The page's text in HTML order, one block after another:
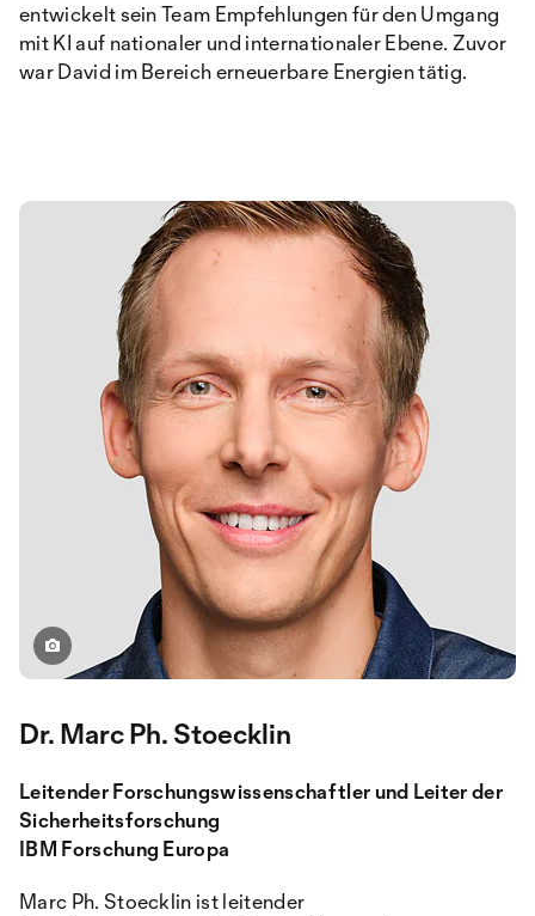
entwickelt sein Team Empfehlungen für den Umgang
mit KI auf nationaler und internationaler Ebene. Zuvor
war David im Bereich erneuerbare Energien tätig.
Dr. Marc Ph. Stoecklin
Leitender Forschungswissenschaftler und Leiter der
Sicherheitsforschung
IBM Forschung Europa
Marc Ph. Stoecklin ist leitender